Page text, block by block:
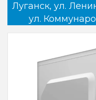
Луганск, ул.
ул.